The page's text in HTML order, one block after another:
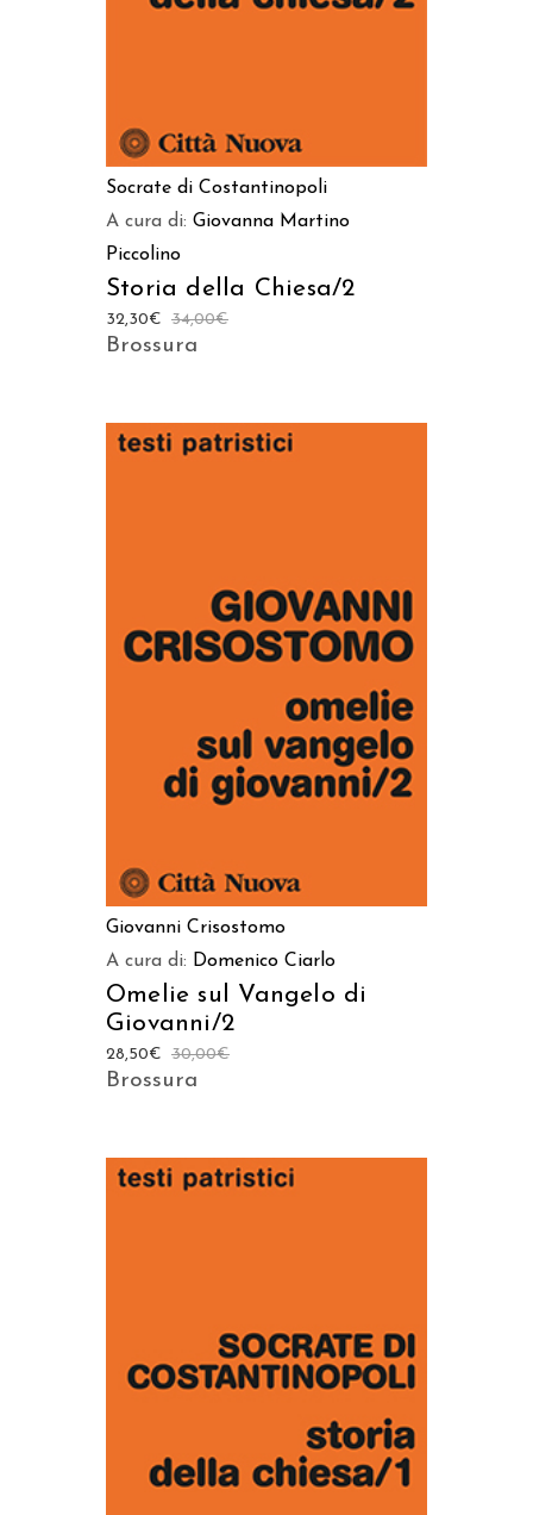
Socrate di Costantinopoli
A cura di: Giovanna Martino
Piccolino
Storia della Chiesa/2
34,00€
32,30€
Brossura
AGGIUNGI AL CARRELLO
Giovanni Crisostomo
A cura di: Domenico Ciarlo
Omelie sul Vangelo di
Giovanni/2
30,00€
28,50€
Brossura